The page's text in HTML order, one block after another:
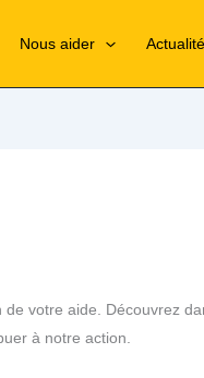
Nous aider
votre aide. Découvrez
à notre action.